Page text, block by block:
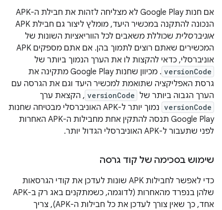
אם חנות Google Play לא מצליחה לזהות את חבילת ה-APK
הנכונה להתקנה במכשיר היעד, מומלץ ליצור גם חבילת APK
אוניברסלית שכוללת משאבים לכל הווריאציות השונות של
המכשירים שאתם רוצים לתמוך בהן. אם אתם מספקים APK
אוניברסלי, כדאי להקצות לו את הערך הנמוך ביותר של
versionCode
. מכיוון שחנות Google Play מתקינה את
גרסת האפליקציה שתואמת למכשיר היעד וגם את הגרסה עם
הערך הגבוה ביותר של versionCode , הקצאת ערך
versionCode
נמוך יותר ל-APK האוניברסלי מבטיחה שחנות
Google Play תנסה להתקין אחת מחבילות ה-APK האחרות
לפני שתעבור ל-APK האוניברסלי הגדול יותר.
שימוש בסכימה של קוד גרסה
כדי לאפשר לחבילות APK שונות לעדכן את קודי הגרסאות
שלהן בנפרד מהאחרות (לדוגמה, כשמתקנים באג רק ב-APK
אחד, כך שאין צורך לעדכן את כל חבילות ה-APK), צריך